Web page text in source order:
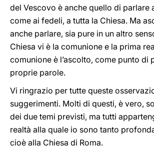
del Vescovo è anche quello di parlare
come ai fedeli, a tutta la Chiesa. Ma
anche parlare, sia pure in un altro
Chiesa vi è la comunione e la prima
comunione è l’ascolto, come punto di
proprie parole.
Vi ringrazio per tutte queste
suggerimenti. Molti di questi, è vero,
dei due temi previsti, ma tutti
realtà alla quale io sono tanto
cioè alla Chiesa di Roma.